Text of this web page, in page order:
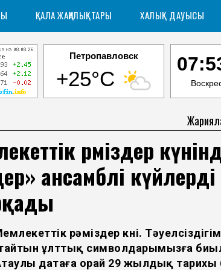
ҚАЛА ЖАҢАЛЫҚТАРЫ ХАЛЫҚ ДАУЫСЫ
Петропавловск
+25°C
рәміздер
ансамблі күйлерді
рәміздер күні.
ұлттық символдарымызға
датаға орай 29 жылдық тарихы